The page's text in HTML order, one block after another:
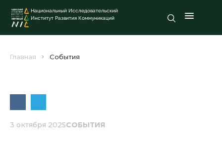
Национальный Исследовательский
Институт Развития Коммуникаций
Главная События
3 октября 2025СОБЫТИЯ